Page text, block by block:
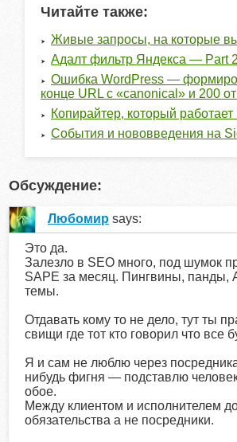
Читайте также:
Живые запросы, на которые
Адалт фильтр Яндекса — Part
Ошибка WordPress —
конце URL с «canonical» и 200
Копирайтер, который работает
События и нововведения на
Обсуждение:
Любомир says:
Это да.
Залезло в SEO много, под шумок
SAPE за месяц. Пингвины, панды,
темы.
Отдавать кому то не дело, тут ты
свищи где тот кто говорил что все
Я и сам не люблю через
нибудь фигня — подставлю
обое.
Между клиентом и исполнителем
обязательства а не посредники.